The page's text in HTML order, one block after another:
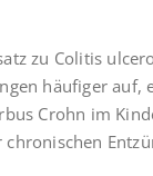
zu Colitis
häufiger
Crohn im